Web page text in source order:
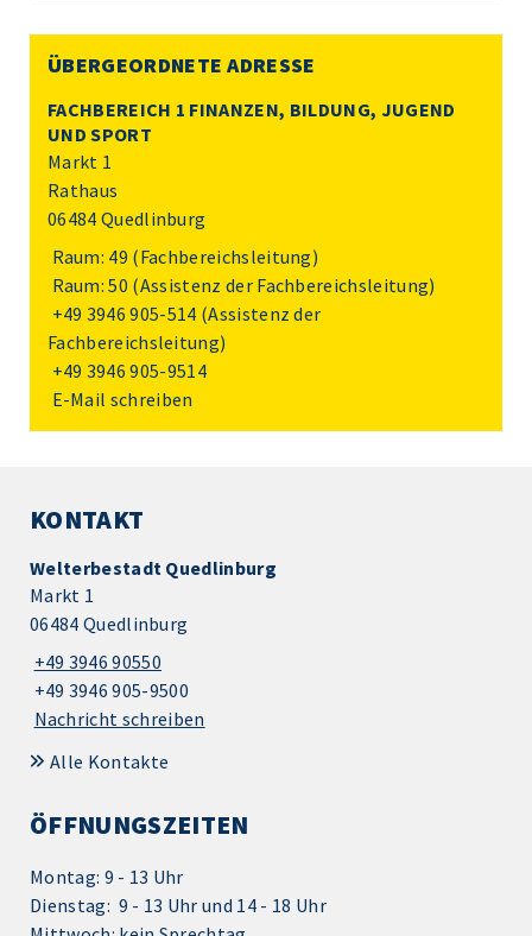
ÜBERGEORDNETE ADRESSE
FACHBEREICH 1 FINANZEN, BILDUNG, JUGEND
UND SPORT
Markt 1
Rathaus
06484 Quedlinburg
Raum: 49 (Fachbereichsleitung)
Raum: 50 (Assistenz der Fachbereichsleitung)
+49 3946 905-514 (Assistenz der
Fachbereichsleitung)
+49 3946 905-9514
E-Mail schreiben
KONTAKT
Welterbestadt Quedlinburg
Markt 1
06484 Quedlinburg
+49 3946 90550
+49 3946 905-9500
Nachricht schreiben
Alle Kontakte
ÖFFNUNGSZEITEN
Montag: 9 - 13 Uhr
Dienstag: 9 - 13 Uhr und 14 - 18 Uhr